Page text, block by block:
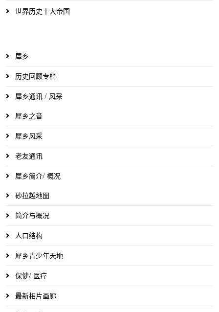
世界历史十大帝国
犀乡
历史回顾专栏
犀乡通讯 / 风采
犀乡之音
犀乡风采
老友通讯
犀乡简介/ 概况
砂拉越地图
简介与概况
人口结构
犀乡青少年天地
保健/ 医疗
最新相片画廊